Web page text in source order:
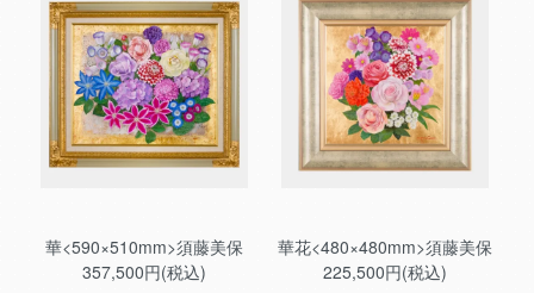
華<590×510mm>須藤美保
357,500円(税込)
華花<480×480mm>須藤美保
225,500円(税込)